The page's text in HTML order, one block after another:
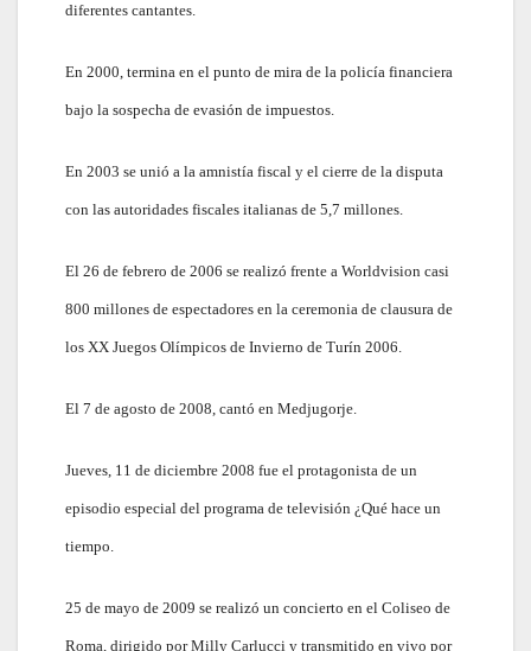
diferentes cantantes.
En 2000, termina en el punto de mira de la policía financiera
bajo la sospecha de evasión de impuestos.
En 2003 se unió a la amnistía fiscal y el cierre de la disputa
con las autoridades fiscales italianas de 5,7 millones.
El 26 de febrero de 2006 se realizó frente a Worldvision casi
800 millones de espectadores en la ceremonia de clausura de
los XX Juegos Olímpicos de Invierno de Turín 2006.
El 7 de agosto de 2008, cantó en Medjugorje.
Jueves, 11 de diciembre 2008 fue el protagonista de un
episodio especial del programa de televisión ¿Qué hace un
tiempo.
25 de mayo de 2009 se realizó un concierto en el Coliseo de
Roma, dirigido por Milly Carlucci y transmitido en vivo por